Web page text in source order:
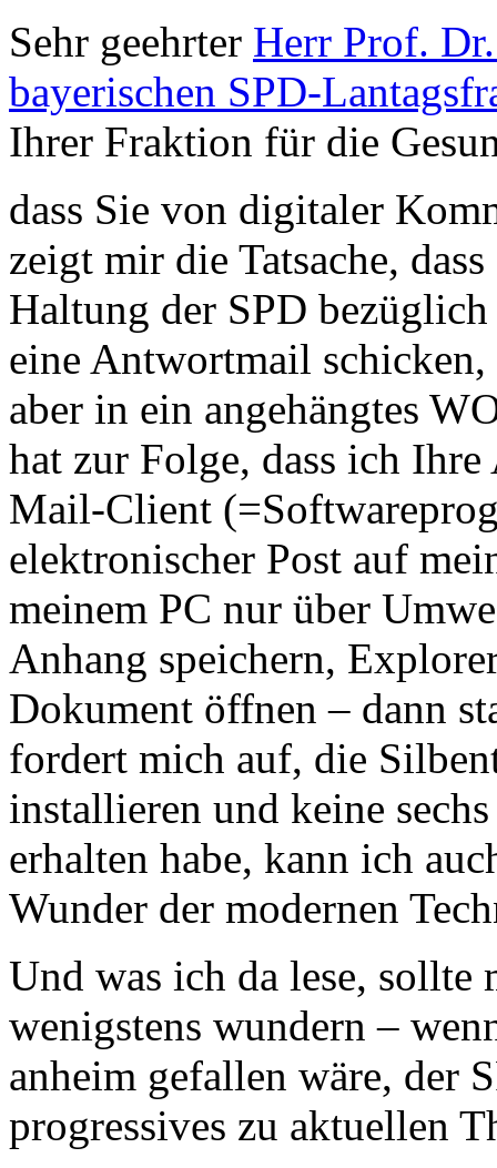
Sehr geehrter Herr Prof.
bayerischen SPD-
Ihrer Fraktion für die
dass Sie von digitaler
zeigt mir die Tatsache,
Haltung der SPD
eine Antwortmail
aber in ein angehängtes
hat zur Folge, dass ich
Mail-Client
elektronischer Post auf
meinem PC nur über
Anhang speichern,
Dokument öffnen – dann
fordert mich auf, die
installieren und keine
erhalten habe, kann ich
Wunder der modernen
Und was ich da lese, sollte
wenigstens wundern –
anheim gefallen wäre, der
progressives zu aktuellen